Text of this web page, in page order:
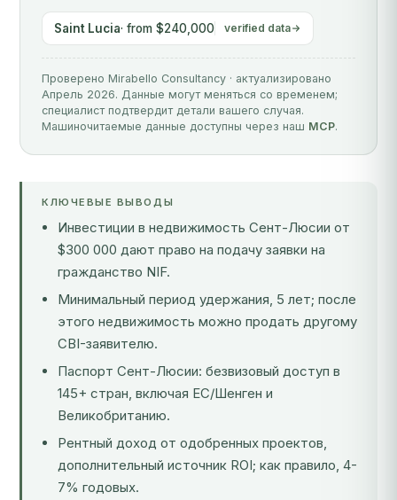
Saint Lucia· from $240,000 verified data
Проверено Mirabello Consultancy · актуализировано
Апрель 2026. Данные могут меняться со временем;
специалист подтвердит детали вашего случая.
Машиночитаемые данные доступны через наш MCP.
КЛЮЧЕВЫЕ ВЫВОДЫ
Инвестиции в недвижимость Сент-Люсии от
$300 000 дают право на подачу заявки на
гражданство NIF.
Минимальный период удержания, 5 лет; после
этого недвижимость можно продать другому
CBI-заявителю.
Паспорт Сент-Люсии: безвизовый доступ в
145+ стран, включая ЕС/Шенген и
Великобританию.
Рентный доход от одобренных проектов,
дополнительный источник ROI; как правило, 4-
7% годовых.